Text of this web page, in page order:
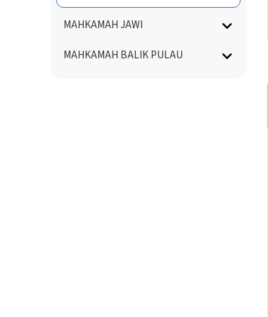
MAHKAMAH JAWI
MAHKAMAH BALIK PULAU